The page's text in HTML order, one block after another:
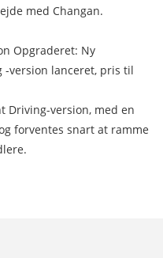
med Changan.
Opgraderet: Ny
-version lanceret, pris til
Driving-version, med en
forventes snart at ramme